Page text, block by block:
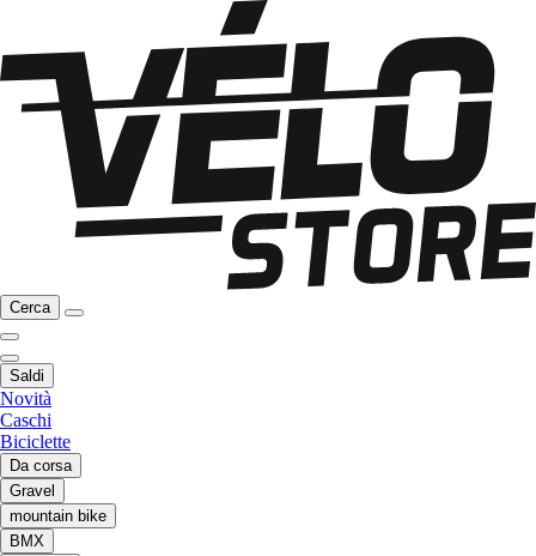
Cerca
Saldi
Novità
Caschi
Biciclette
Da corsa
Gravel
mountain bike
BMX